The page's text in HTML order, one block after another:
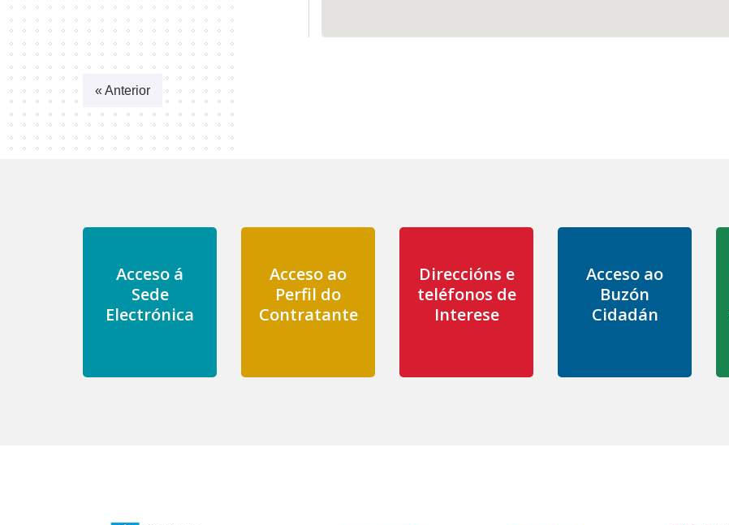
« Anterior
Acceso á
Sede
Electrónica
Acceso ao
Perfil do
Contratante
Direccións e
teléfonos de
Interese
Acceso ao
Buzón
Cidadán